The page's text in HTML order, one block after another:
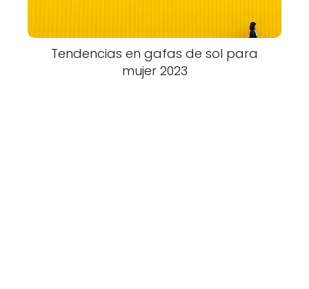
Tendencias en gafas de sol para
mujer 2023